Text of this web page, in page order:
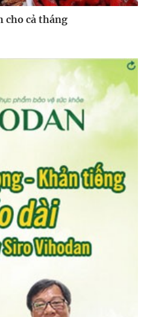
cho cả tháng